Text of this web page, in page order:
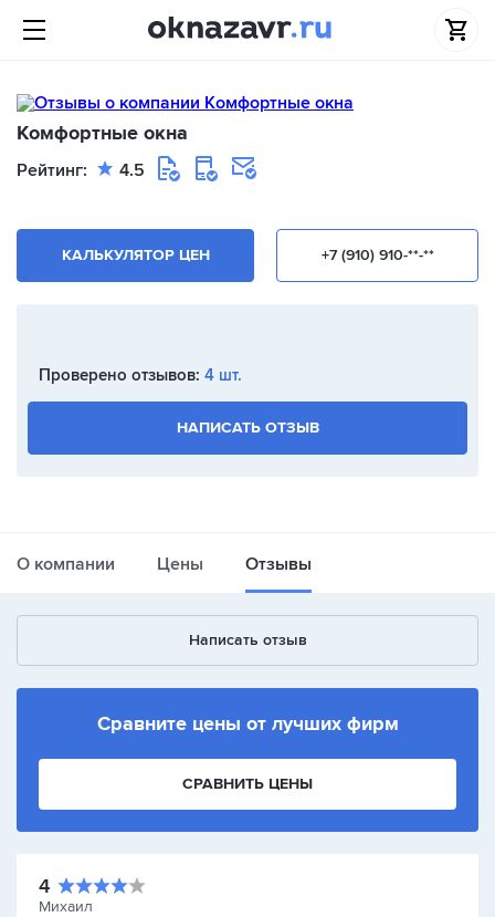
Комфортные окна
Рейтинг: 4.5
+7 (910) 910-**-**
КАЛЬКУЛЯТОР ЦЕН
Проверено отзывов: 4 шт.
НАПИСАТЬ ОТЗЫВ
О компании Цены Отзывы
Написать отзыв
Сравните цены от лучших фирм
СРАВНИТЬ ЦЕНЫ
4
Михаил